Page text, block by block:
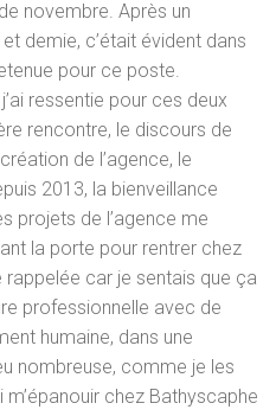
novembre. Après un
demie, c’était évident dans
pour ce poste.
ressentie pour ces deux
rencontre, le discours de
de l’agence, le
2013, la bienveillance
projets de l’agence me
la porte pour rentrer chez
rappelée car je sentais que ça
professionnelle avec de
humaine, dans une
nombreuse, comme je les
m’épanouir chez Bathyscaphe